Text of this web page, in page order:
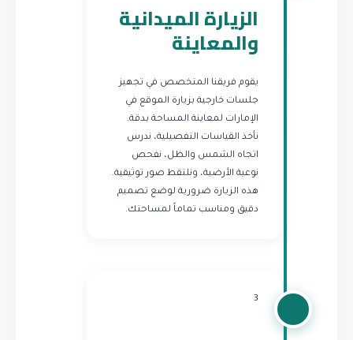
الزيارة الميدانية
والمعاينة
يقوم فريقنا المتخصص في تجهيز
جلسات خارجية بزيارة الموقع في
الإمارات لمعاينة المساحة بدقة.
نأخذ القياسات التفصيلية، ندرس
اتجاه الشمس والظل، نفحص
نوعية الأرضية، ونلتقط صور توثيقية.
هذه الزيارة ضرورية لوضع تصميم
دقيق ومناسب تماماً لمساحتك.
3